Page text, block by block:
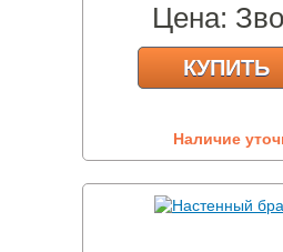
Цена:
КУПИТЬ
Наличие